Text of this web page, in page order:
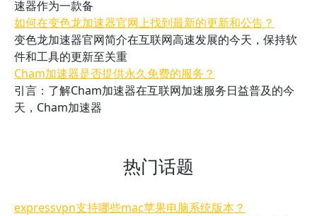
速器作为一款备
如何在变色龙加速器官网上找到最新的更新和公告？
变色龙加速器官网简介在互联网高速发展的今天，保持软
件和工具的更新至关重
Cham加速器是否提供永久免费的服务？
引言：了解Cham加速器在互联网加速服务日益普及的今
天，Cham加速器
热门话题
expressvpn支持哪些mac苹果电脑系统版本？